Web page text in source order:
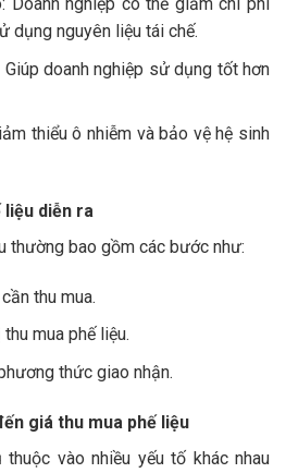
dụng nguyên liệu tái chế.
doanh nghiệp sử dụng tốt hơn
thiểu ô nhiễm và bảo vệ hệ sinh
liệu diễn ra
thường bao gồm các bước như:
thu mua.
mua phế liệu.
thức giao nhận.
giá thu mua phế liệu
vào nhiều yếu tố khác nhau